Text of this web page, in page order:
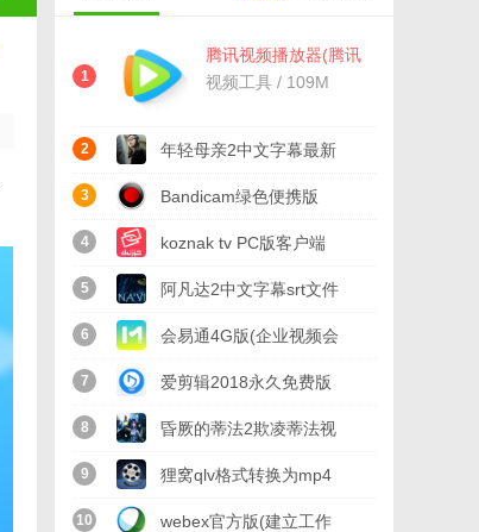
1
腾讯视频播放器(腾讯
视频) v10.22.4493 最
新版
视频工具 / 109M
2 年轻母亲2中文字幕最新
版
3 Bandicam绿色便携版
(硬件配置要求低)
v3.4.0.1227 最新电脑版
4 koznak tv PC版客户端
(维语视频播放器)
v4.2.2 免费版
5 阿凡达2中文字幕srt文件
(阿凡达2字幕) 免费版
6 会易通4G版(企业视频会
议工具) v4.2.1 官方版
7 爱剪辑2018永久免费版
v3.0 免付费版
8 昏厥的蒂法2欺凌蒂法视
频免费版
9 狸窝qlv格式转换为mp4
免费版(qlv转mp4格式转
10 webex官方版(建立工作